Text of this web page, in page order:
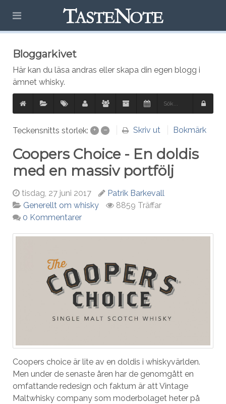
Bloggarkivet
Här kan du läsa andras eller skapa din egen blogg i
ämnet whisky.
Teckensnitts storlek: + – Skriv ut Bokmärk
Coopers Choice - En doldis
med en massiv portfölj
tisdag, 27 juni 2017
Patrik Barkevall
Generellt om whisky
8859 Träffar
0 Kommentarer
Coopers choice är lite av en doldis i whiskyvärlden.
Men under de senaste åren har de genomgått en
omfattande redesign och faktum är att Vintage
Maltwhisky company som moderbolaget heter på